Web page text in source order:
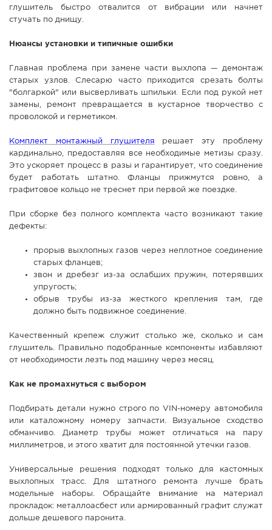
глушитель быстро отвалится от вибрации или начнет
стучать по днищу.
Нюансы установки и типичные ошибки
Главная проблема при замене части выхлопа — демонтаж
старых узлов. Слесарю часто приходится срезать болты
"болгаркой" или высверливать шпильки. Если под рукой нет
замены, ремонт превращается в кустарное творчество с
проволокой и герметиком.
Комплект монтажный глушителя решает эту проблему
кардинально, предоставляя все необходимые метизы сразу.
Это ускоряет процесс в разы и гарантирует, что соединение
будет работать штатно. Фланцы прижмутся ровно, а
графитовое кольцо не треснет при первой же поездке.
При сборке без полного комплекта часто возникают такие
дефекты:
прорыв выхлопных газов через неплотное соединение
старых фланцев;
звон и дребезг из-за ослабших пружин, потерявших
упругость;
обрыв трубы из-за жесткого крепления там, где
должно быть подвижное соединение.
Качественный крепеж служит столько же, сколько и сам
глушитель. Правильно подобранные компоненты избавляют
от необходимости лезть под машину через месяц.
Как не промахнуться с выбором
Подбирать детали нужно строго по VIN-номеру автомобиля
или каталожному номеру запчасти. Визуальное сходство
обманчиво. Диаметр трубы может отличаться на пару
миллиметров, и этого хватит для постоянной утечки газов.
Универсальные решения подходят только для кастомных
выхлопных трасс. Для штатного ремонта лучше брать
модельные наборы. Обращайте внимание на материал
прокладок: металлоасбест или армированный графит служат
дольше дешевого паронита.